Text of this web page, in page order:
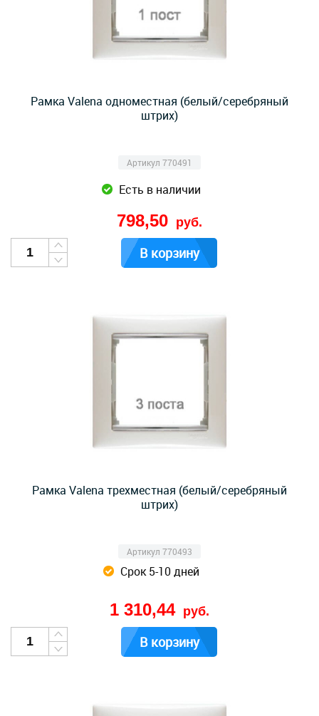
Рамка Valena одноместная (белый/серебряный
штрих)
Артикул 770491
Есть в наличии
798,50 руб.
В корзину
Рамка Valena трехместная (белый/серебряный
штрих)
Артикул 770493
Срок 5-10 дней
1 310,44 руб.
В корзину